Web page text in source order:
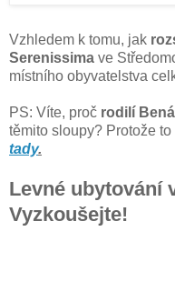
Vzhledem k tomu, jak
Serenissima ve
místního obyvatelstva
PS: Víte, proč rodilí
těmito sloupy? Protože
tady.
Levné ubytování
Vyzkoušejte!